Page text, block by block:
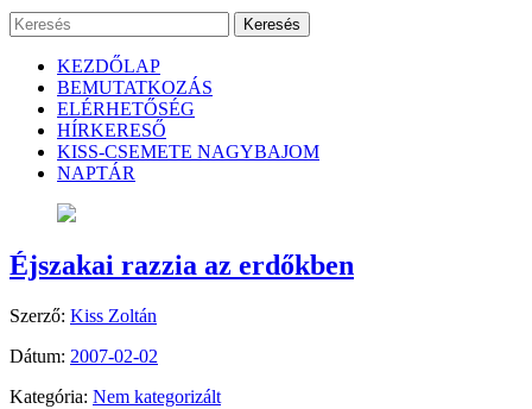
Keresés
KEZDŐLAP
BEMUTATKOZÁS
ELÉRHETŐSÉG
HÍRKERESŐ
KISS-CSEMETE NAGYBAJOM
NAPTÁR
Éjszakai razzia az erdőkben
Szerző: Kiss Zoltán
Dátum: 2007-02-02
Kategória: Nem kategorizált